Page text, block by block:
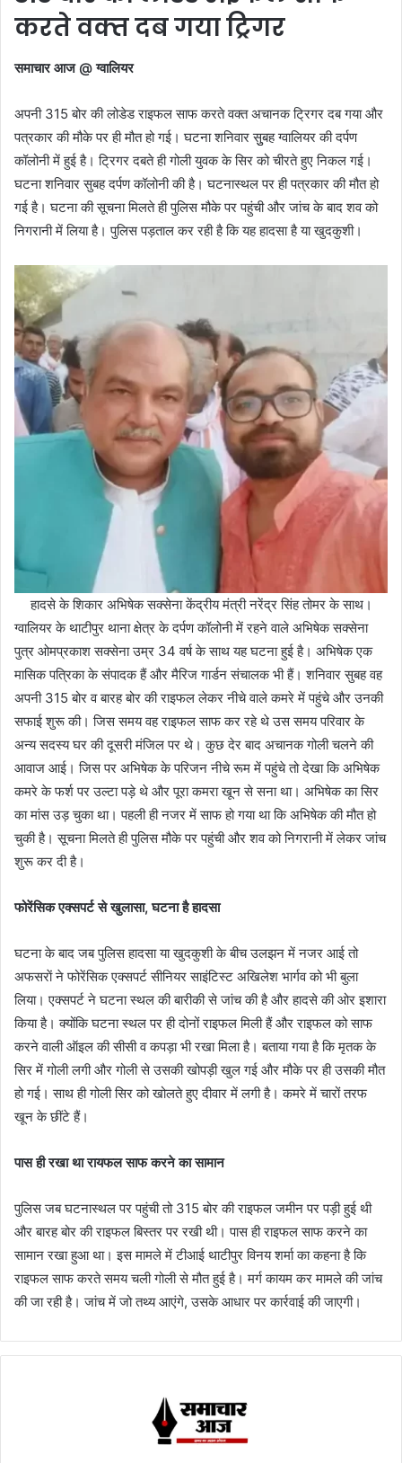
करते वक्‍त दब गया ट्रिगर
समाचार आज @ ग्‍वालियर
अपनी 315 बोर की लोडेड राइफल साफ करते वक्‍त अचानक ट्रिगर दब गया और
पत्रकार की मौके पर ही मौत हो गई। घटना शनिवार सुुबह ग्‍वालियर की दर्पण
कॉलोनी में हुई है। ट्रिगर दबते ही गोली युवक के सिर को चीरते हुए निकल गई।
घटना शनिवार सुबह दर्पण कॉलोनी की है। घटनास्थल पर ही पत्रकार की मौत हो
गई है। घटना की सूचना मिलते ही पुलिस मौके पर पहुंची और जांच के बाद शव को
निगरानी में लिया है। पुलिस पड़ताल कर रही है कि यह हादसा है या खुदकुशी।
हादसे के शिकार अभिषेक सक्‍सेना केंद्रीय मंत्री नरेंद्र सिंह तोमर के साथ।
ग्‍वालियर के थाटीपुर थाना क्षेत्र के दर्पण कॉलोनी में रहने वाले अभिषेक सक्सेना
पुत्र ओमप्रकाश सक्सेना उम्र 34 वर्ष के साथ यह घटना हुई है। अभिषेक एक
मासिक पत्रिका के संपादक हैं और मैरिज गार्डन संचालक भी हैं। शनिवार सुबह वह
अपनी 315 बोर व बारह बोर की राइफल लेकर नीचे वाले कमरे में पहुंचे और उनकी
सफाई शुरू की। जिस समय वह राइफल साफ कर रहे थे उस समय परिवार के
अन्य सदस्य घर की दूसरी मंजिल पर थे। कुछ देर बाद अचानक गोली चलने की
आवाज आई। जिस पर अभिषेक के परिजन नीचे रूम में पहुंचे तो देखा कि अभिषेक
कमरे के फर्श पर उल्टा पड़े थे और पूरा कमरा खून से सना था। अभिषेक का सिर
का मांस उड़ चुका था। पहली ही नजर में साफ हो गया था कि अभिषेक की मौत हो
चुकी है। सूचना मिलते ही पुलिस मौके पर पहुंची और शव को निगरानी में लेकर जांच
शुरू कर दी है।
फोरेंसिक एक्सपर्ट से खुलासा, घटना है हादसा
घटना के बाद जब पुलिस हादसा या खुदकुशी के बीच उलझन में नजर आई तो
अफसराें ने फोरेंसिक एक्सपर्ट सीनियर साइंटिस्ट अखिलेश भार्गव को भी बुला
लिया। एक्सपर्ट ने घटना स्थल की बारीकी से जांच की है और हादसे की ओर इशारा
किया है। क्योंकि घटना स्थल पर ही दोनों राइफल मिली हैं और राइफल को साफ
करने वाली ऑइल की सीसी व कपड़ा भी रखा मिला है। बताया गया है कि मृतक के
सिर में गोली लगी और गोली से उसकी खोपड़ी खुल गई और मौके पर ही उसकी मौत
हो गई। साथ ही गोली सिर को खोलते हुए दीवार में लगी है। कमरे में चारों तरफ
खून के छींटे हैं।
पास ही रखा था रायफल साफ करने का सामान
पुलिस जब घटनास्थल पर पहुंची तो 315 बोर की राइफल जमीन पर पड़ी हुई थी
और बारह बोर की राइफल बिस्तर पर रखी थी। पास ही राइफल साफ करने का
सामान रखा हुआ था। इस मामले में टीआई थाटीपुर विनय शर्मा का कहना है कि
राइफल साफ करते समय चली गोली से मौत हुई है। मर्ग कायम कर मामले की जांच
की जा रही है। जांच में जो तथ्य आएंगे, उसके आधार पर कार्रवाई की जाएगी।